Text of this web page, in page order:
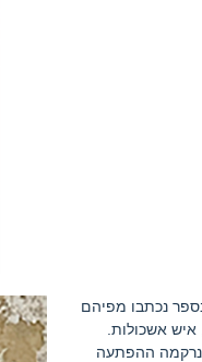
60. הסיפורים בספר נכתבו מפיהם
איש אשכולות.
נרקמה ההפתעה